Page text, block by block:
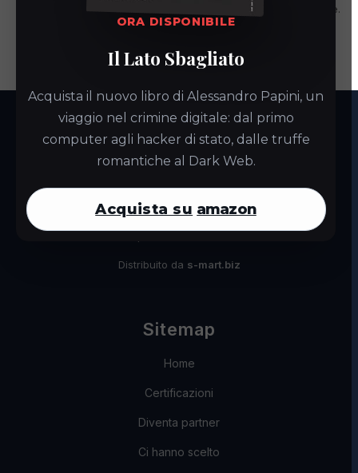
ORA DISPONIBILE
Il Lato Sbagliato
Acquista il nuovo libro di Alessandro Papini, un
viaggio nel crimine digitale: dal primo
computer agli hacker di stato, dalle truffe
romantiche al Dark Web.
Acquista su amazon
Nessun commento da mostrare.
StrongBox Cloud PRO
che trasforma il tuo servizio in un centro di profitto. Offri ai
tuoi clienti, piccoli uffici o PMI, una tecnologia sicura,
conforme (GDPR, ISO) e gestisci tutto da un pannello creato
Distribuito da s-mart.biz
Sitemap
Home
Certificazioni
Diventa partner
Ci hanno scelto